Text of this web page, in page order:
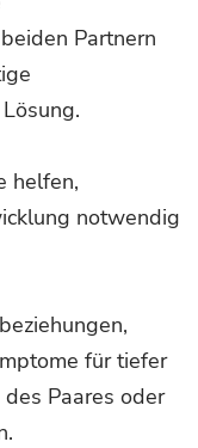
Partnern
helfen,
notwendig
für tiefer
Paares oder